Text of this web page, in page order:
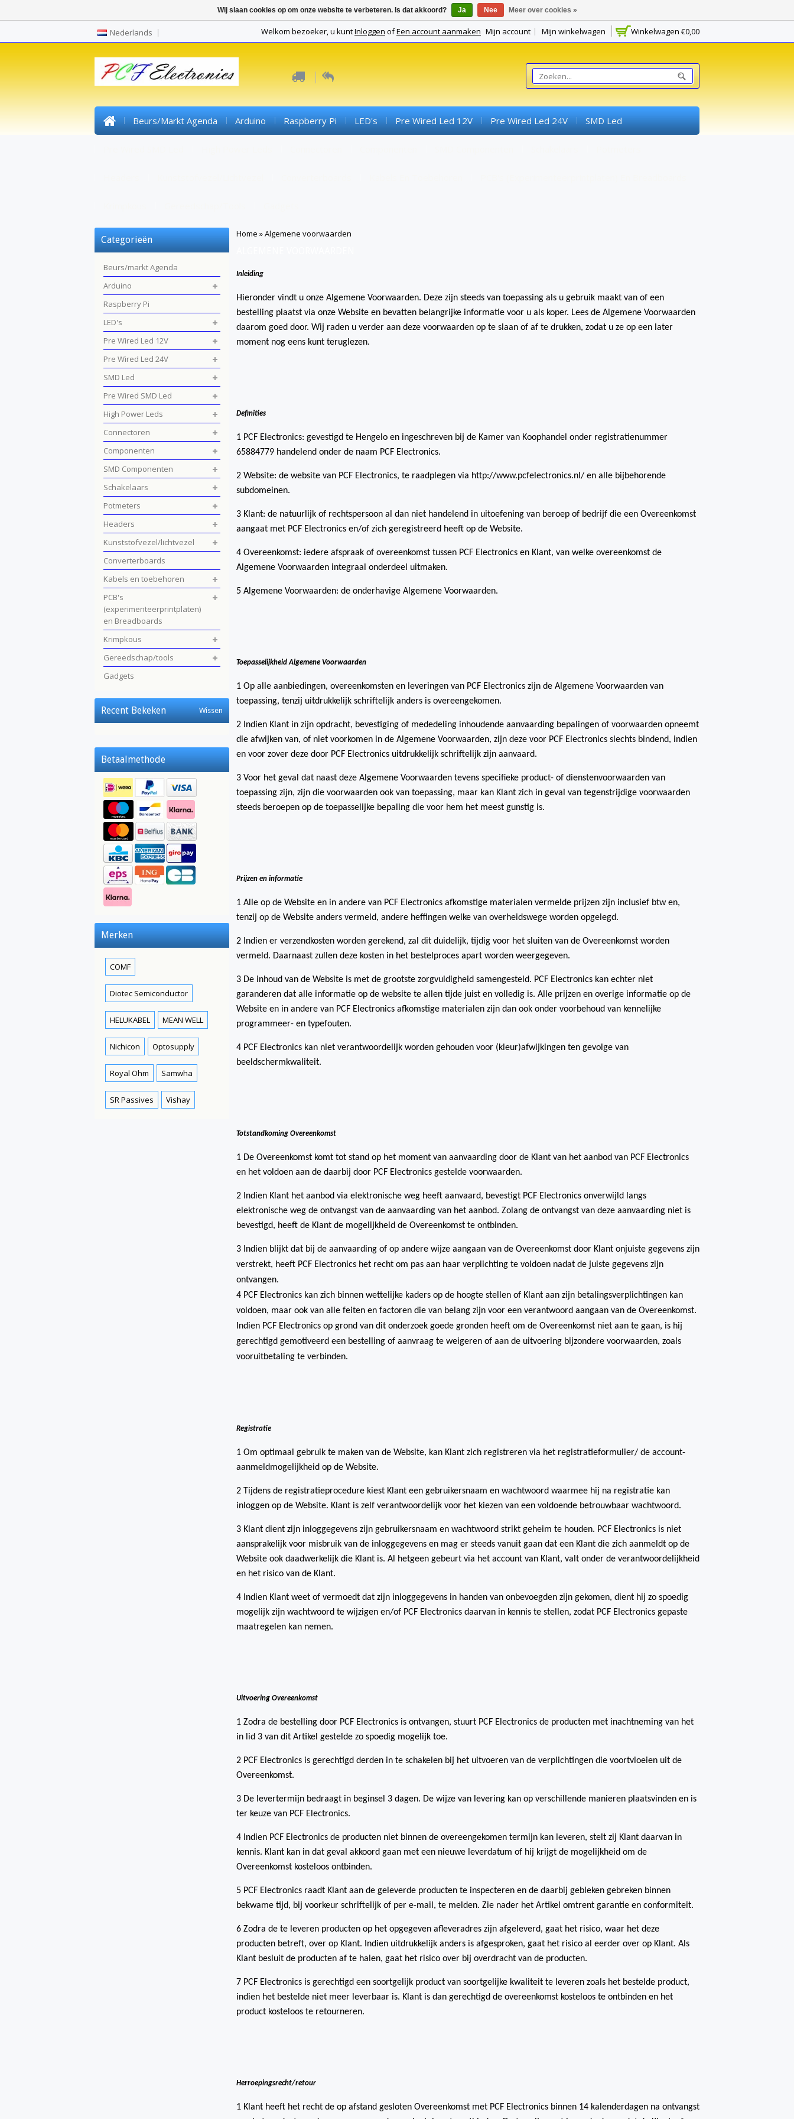
Nederlands Winkelwagen €0,00
Welkom bezoeker, u kuntInloggen ofEen account aanmaken Mijn account Mijn winkelwagen
Beurs/markt Agenda Arduino Raspberry Pi LED's Pre Wired Led 12V Pre Wired Led 24V SMD Led
Home »Algemene voorwaarden
Inleiding
Hieronder vindt u onze Algemene Voorwaarden. Deze zijn steeds van toepassing als u gebruik maakt van of een
bestelling plaatst via onze Website en bevatten belangrijke informatie voor u als koper. Lees de Algemene Voorwaarden
daarom goed door. Wij raden u verder aan deze voorwaarden op te slaan of af te drukken, zodat u ze op een later
moment nog eens kunt teruglezen.
Definities
1 PCF Electronics: gevestigd te Hengelo en ingeschreven bij de Kamer van Koophandel onder registratienummer
65884779 handelend onder de naam PCF Electronics.
2 Website: de website van PCF Electronics, te raadplegen via http://www.pcfelectronics.nl/ en alle bijbehorende
subdomeinen.
3 Klant: de natuurlijk of rechtspersoon al dan niet handelend in uitoefening van beroep of bedrijf die een Overeenkomst
aangaat met PCF Electronics en/of zich geregistreerd heeft op de Website.
4 Overeenkomst: iedere afspraak of overeenkomst tussen PCF Electronics en Klant, van welke overeenkomst de
Algemene Voorwaarden integraal onderdeel uitmaken.
5 Algemene Voorwaarden: de onderhavige Algemene Voorwaarden.
Toepasselijkheid Algemene Voorwaarden
1 Op alle aanbiedingen, overeenkomsten en leveringen van PCF Electronics zijn de Algemene Voorwaarden van
toepassing, tenzij uitdrukkelijk schriftelijk anders is overeengekomen.
2 Indien Klant in zijn opdracht, bevestiging of mededeling inhoudende aanvaarding bepalingen of voorwaarden opneemt
die afwijken van, of niet voorkomen in de Algemene Voorwaarden, zijn deze voor PCF Electronics slechts bindend, indien
en voor zover deze door PCF Electronics uitdrukkelijk schriftelijk zijn aanvaard.
3 Voor het geval dat naast deze Algemene Voorwaarden tevens specifieke product- of dienstenvoorwaarden van
toepassing zijn, zijn die voorwaarden ook van toepassing, maar kan Klant zich in geval van tegenstrijdige voorwaarden
steeds beroepen op de toepasselijke bepaling die voor hem het meest gunstig is.
Prijzen en informatie
1 Alle op de Website en in andere van PCF Electronics afkomstige materialen vermelde prijzen zijn inclusief btw en,
tenzij op de Website anders vermeld, andere heffingen welke van overheidswege worden opgelegd.
2 Indien er verzendkosten worden gerekend, zal dit duidelijk, tijdig voor het sluiten van de Overeenkomst worden
vermeld. Daarnaast zullen deze kosten in het bestelproces apart worden weergegeven.
3 De inhoud van de Website is met de grootste zorgvuldigheid samengesteld. PCF Electronics kan echter niet
garanderen dat alle informatie op de website te allen tijde juist en volledig is. Alle prijzen en overige informatie op de
Website en in andere van PCF Electronics afkomstige materialen zijn dan ook onder voorbehoud van kennelijke
programmeer- en typefouten.
4 PCF Electronics kan niet verantwoordelijk worden gehouden voor (kleur)afwijkingen ten gevolge van
beeldschermkwaliteit.
Totstandkoming Overeenkomst
1 De Overeenkomst komt tot stand op het moment van aanvaarding door de Klant van het aanbod van PCF Electronics
en het voldoen aan de daarbij door PCF Electronics gestelde voorwaarden.
2 Indien Klant het aanbod via elektronische weg heeft aanvaard, bevestigt PCF Electronics onverwijld langs
elektronische weg de ontvangst van de aanvaarding van het aanbod. Zolang de ontvangst van deze aanvaarding niet is
bevestigd, heeft de Klant de mogelijkheid de Overeenkomst te ontbinden.
3 Indien blijkt dat bij de aanvaarding of op andere wijze aangaan van de Overeenkomst door Klant onjuiste gegevens zijn
verstrekt, heeft PCF Electronics het recht om pas aan haar verplichting te voldoen nadat de juiste gegevens zijn
ontvangen.
4 PCF Electronics kan zich binnen wettelijke kaders op de hoogte stellen of Klant aan zijn betalingsverplichtingen kan
voldoen, maar ook van alle feiten en factoren die van belang zijn voor een verantwoord aangaan van de Overeenkomst.
Indien PCF Electronics op grond van dit onderzoek goede gronden heeft om de Overeenkomst niet aan te gaan, is hij
gerechtigd gemotiveerd een bestelling of aanvraag te weigeren of aan de uitvoering bijzondere voorwaarden, zoals
vooruitbetaling te verbinden.
Registratie
1 Om optimaal gebruik te maken van de Website, kan Klant zich registreren via het registratieformulier/ de account-
aanmeldmogelijkheid op de Website.
2 Tijdens de registratieprocedure kiest Klant een gebruikersnaam en wachtwoord waarmee hij na registratie kan
inloggen op de Website. Klant is zelf verantwoordelijk voor het kiezen van een voldoende betrouwbaar wachtwoord.
3 Klant dient zijn inloggegevens zijn gebruikersnaam en wachtwoord strikt geheim te houden. PCF Electronics is niet
aansprakelijk voor misbruik van de inloggegevens en mag er steeds vanuit gaan dat een Klant die zich aanmeldt op de
Website ook daadwerkelijk die Klant is. Al hetgeen gebeurt via het account van Klant, valt onder de verantwoordelijkheid
en het risico van de Klant.
4 Indien Klant weet of vermoedt dat zijn inloggegevens in handen van onbevoegden zijn gekomen, dient hij zo spoedig
mogelijk zijn wachtwoord te wijzigen en/of PCF Electronics daarvan in kennis te stellen, zodat PCF Electronics gepaste
maatregelen kan nemen.
Uitvoering Overeenkomst
1 Zodra de bestelling door PCF Electronics is ontvangen, stuurt PCF Electronics de producten met inachtneming van het
in lid 3 van dit Artikel gestelde zo spoedig mogelijk toe.
2 PCF Electronics is gerechtigd derden in te schakelen bij het uitvoeren van de verplichtingen die voortvloeien uit de
Overeenkomst.
3 De levertermijn bedraagt in beginsel 3 dagen. De wijze van levering kan op verschillende manieren plaatsvinden en is
ter keuze van PCF Electronics.
4 Indien PCF Electronics de producten niet binnen de overeengekomen termijn kan leveren, stelt zij Klant daarvan in
kennis. Klant kan in dat geval akkoord gaan met een nieuwe leverdatum of hij krijgt de mogelijkheid om de
Overeenkomst kosteloos ontbinden.
5 PCF Electronics raadt Klant aan de geleverde producten te inspecteren en de daarbij gebleken gebreken binnen
bekwame tijd, bij voorkeur schriftelijk of per e-mail, te melden. Zie nader het Artikel omtrent garantie en conformiteit.
6 Zodra de te leveren producten op het opgegeven afleveradres zijn afgeleverd, gaat het risico, waar het deze
producten betreft, over op Klant. Indien uitdrukkelijk anders is afgesproken, gaat het risico al eerder over op Klant. Als
Klant besluit de producten af te halen, gaat het risico over bij overdracht van de producten.
7 PCF Electronics is gerechtigd een soortgelijk product van soortgelijke kwaliteit te leveren zoals het bestelde product,
indien het bestelde niet meer leverbaar is. Klant is dan gerechtigd de overeenkomst kosteloos te ontbinden en het
product kosteloos te retourneren.
Herroepingsrecht/retour
1 Klant heeft het recht de op afstand gesloten Overeenkomst met PCF Electronics binnen 14 kalenderdagen na ontvangst
Categorieën
Beurs/markt Agenda
Arduino
Raspberry Pi
LED's
Pre Wired Led 12V
Pre Wired Led 24V
SMD Led
Pre Wired SMD Led
High Power Leds
Connectoren
Componenten
SMD Componenten
Schakelaars
Potmeters
Headers
Kunststofvezel/lichtvezel
Converterboards
Kabels en toebehoren
PCB's
(experimenteerprintplaten)
en Breadboards
Krimpkous
Gereedschap/tools
Gadgets
Recent Bekeken Wissen
Betaalmethode
Merken
COMF
Diotec Semiconductor
HELUKABEL MEAN WELL
Nichicon Optosupply
Royal Ohm Samwha
SR Passives Vishay
Wij slaan cookies op om onze website te verbeteren. Is dat akkoord? Ja Nee Meer over cookies »